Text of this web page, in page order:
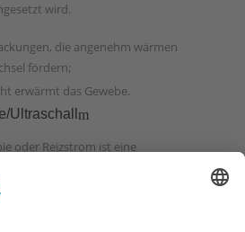
wird.
die angenehm wärmen
fördern;
erwärmt das Gewebe.
Ultraschall
oder Reizstrom ist eine
Anwendung bei akuten und